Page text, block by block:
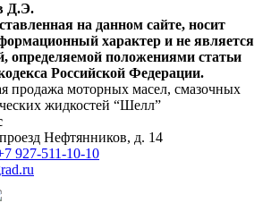
Д.Э.
на данном сайте, носит
характер и не является
определяемой положениями статьи
Российской Федерации.
продажа моторных масел, смазочных
жидкостей “Шелл”
Нефтянников, д. 14
927-511-10-10